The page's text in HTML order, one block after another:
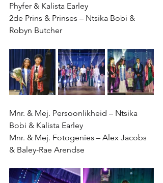
Phyfer & Kalista Earley
2de Prins & Prinses – Ntsika Bobi &
Robyn Butcher
Mnr. & Mej. Persoonlikheid – Ntsika
Bobi & Kalista Earley
Mnr. & Mej. Fotogenies – Alex Jacobs
& Baley-Rae Arendse